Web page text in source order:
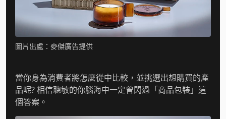
圖片出處：麥傑廣告提供
當你身為消費者將怎麼從中比較，並挑選出想購買的產
品呢? 相信聰敏的你腦海中一定曾閃過「商品包裝」這
個答案。